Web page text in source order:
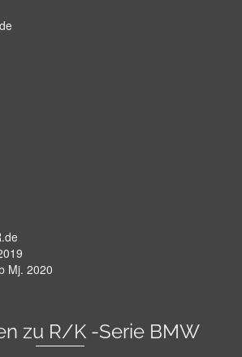
Mj. 2020
zu R/K -Serie BMW